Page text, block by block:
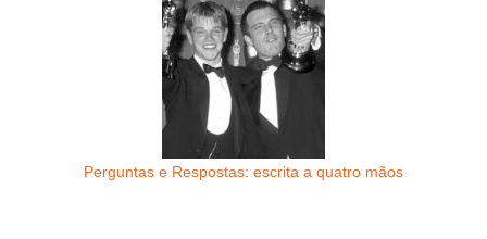
Perguntas e Respostas: escrita a quatro mãos